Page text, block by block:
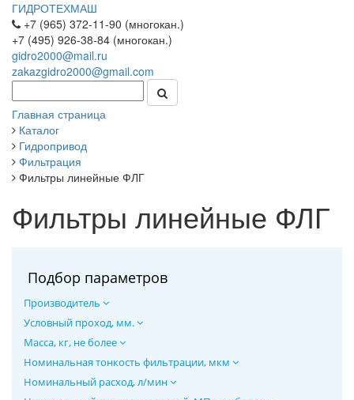
ГИДРОТЕХМАШ
+7 (965) 372-11-90 (многокан.)
+7 (495) 926-38-84 (многокан.)
gidro2000@mail.ru
zakazgidro2000@gmail.com
Главная страница
Каталог
Гидропривод
Фильтрация
Фильтры линейные ФЛГ
Фильтры линейные ФЛГ
Подбор параметров
Производитель
Условный проход, мм.
Масса, кг, не более
Номинальная тонкость фильтрации, мкм
Номинальный расход, л/мин